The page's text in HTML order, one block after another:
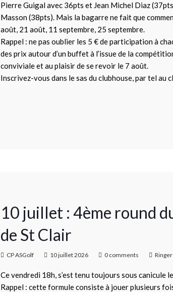
Pierre Guigal avec 36pts et Jean Michel Diaz
Masson (38pts). Mais la bagarre ne fait que
août, 21 août, 11 septembre, 25 septembre.
Rappel : ne pas oublier les 5 € de participation à
des prix autour d’un buffet à l’issue de la
conviviale et au plaisir de se revoir le 7 août.
Inscrivez-vous dans le sas du clubhouse, par tel au
10 juillet : 4ème round
de St Clair
CP ASGolf 10 juillet 2026 0 comments
Ce vendredi 18h, s’est tenu toujours sous canicule
Rappel : cette formule consiste à jouer plusieurs